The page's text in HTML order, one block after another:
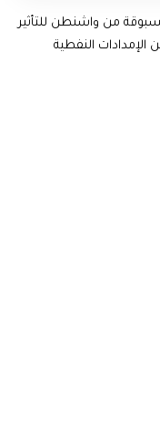
من واشنطن للتأثير
⁠الإمدادات النفطية